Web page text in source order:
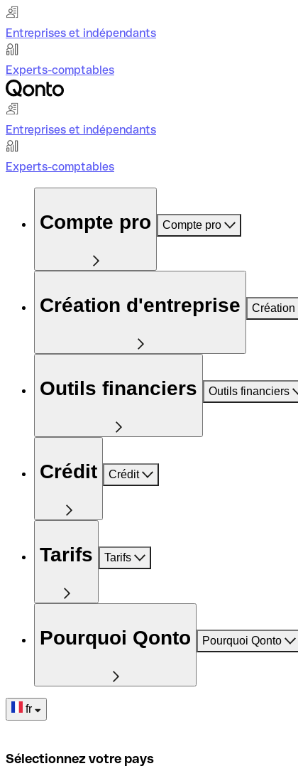
Entreprises et indépendants
Experts-comptables
Entreprises et indépendants
Experts-comptables
Compte pro Compte pro
Création d'entreprise Création
Outils financiers Outils financiers
Crédit Crédit
Tarifs Tarifs
Pourquoi Qonto Pourquoi Qonto
fr
Sélectionnez votre pays